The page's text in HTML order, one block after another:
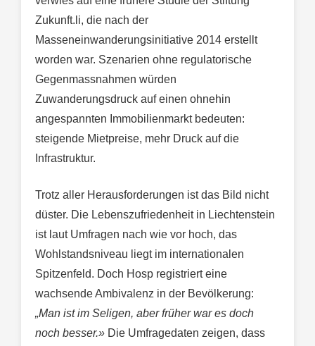
Zukunft.li, die nach der
Masseneinwanderungsinitiative 2014 erstellt
worden war. Szenarien ohne regulatorische
Gegenmassnahmen würden
Zuwanderungsdruck auf einen ohnehin
angespannten Immobilienmarkt bedeuten:
steigende Mietpreise, mehr Druck auf die
Infrastruktur.
Trotz aller Herausforderungen ist das Bild nicht
düster. Die Lebenszufriedenheit in Liechtenstein
ist laut Umfragen nach wie vor hoch, das
Wohlstandsniveau liegt im internationalen
Spitzenfeld. Doch Hosp registriert eine
wachsende Ambivalenz in der Bevölkerung:
„Man ist im Seligen, aber früher war es doch
noch besser.» Die Umfragedaten zeigen, dass